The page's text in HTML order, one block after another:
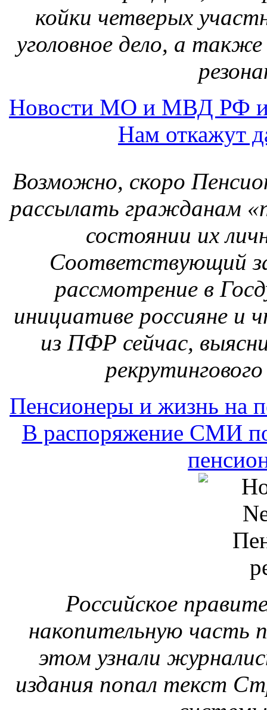
Возможно, скоро
рассылать гражданам
состоянии их
Соответствующий
рассмотрение в
инициативе россияне
из ПФР сейчас,
Пенсионеры и жизнь на
В распоряжение СМИ
Российское
накопительную часть
этом узнали
издания попал текст
Пенсионеры и жизнь на
Завтра в России